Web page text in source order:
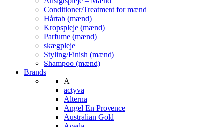
Conditioner/Treatment for mænd
Hårtab (mænd)
Kropspleje (mænd)
Parfume (mænd)
skægpleje
Styling/Finish (mænd)
Shampoo (mænd)
Brands
A
actyva
Alterna
Angel En Provence
Australian Gold